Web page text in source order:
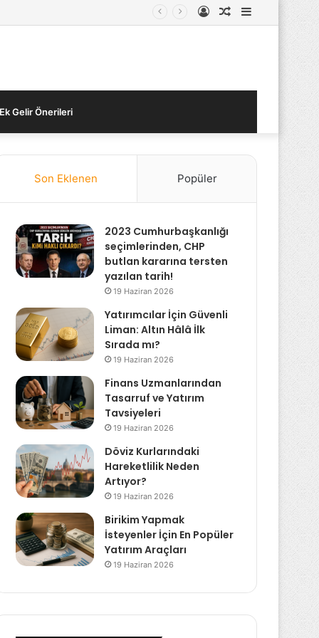
Kenar
Bölmesi
Rastgele
Kayıt
Ek Gelir Önerileri
Son Eklenen Popüler
2023 Cumhurbaşkanlığı
seçimlerinden, CHP
butlan kararına tersten
yazılan tarih!
19 Haziran 2026
Yatırımcılar İçin Güvenli
Liman: Altın Hâlâ İlk
Sırada mı?
19 Haziran 2026
Finans Uzmanlarından
Tasarruf ve Yatırım
Tavsiyeleri
19 Haziran 2026
Döviz Kurlarındaki
Hareketlilik Neden
Artıyor?
19 Haziran 2026
Birikim Yapmak
İsteyenler İçin En Popüler
Yatırım Araçları
19 Haziran 2026